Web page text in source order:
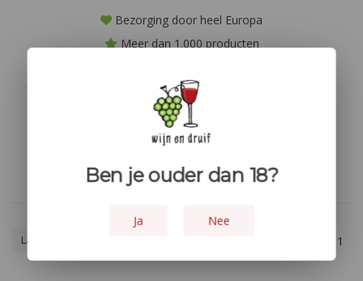
Bezorging door heel Europa
Meer dan 1.000 producten
Geen producten gevonden!...
Laagste prijs 1
Ben je ouder dan 18?
Ja Nee